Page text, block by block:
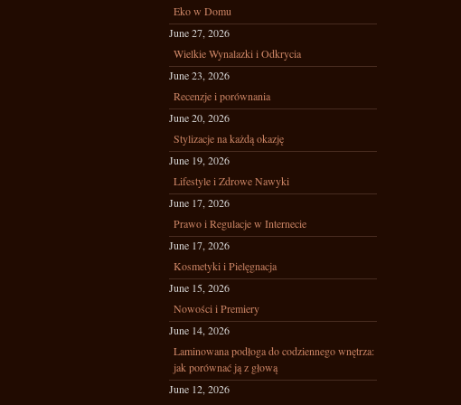
Eko w Domu
June 27, 2026
Wielkie Wynalazki i Odkrycia
June 23, 2026
Recenzje i porównania
June 20, 2026
Stylizacje na każdą okazję
June 19, 2026
Lifestyle i Zdrowe Nawyki
June 17, 2026
Prawo i Regulacje w Internecie
June 17, 2026
Kosmetyki i Pielęgnacja
June 15, 2026
Nowości i Premiery
June 14, 2026
Laminowana podłoga do codziennego wnętrza:
jak porównać ją z głową
June 12, 2026